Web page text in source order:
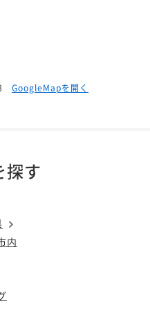
GoogleMapを開く
探す
内